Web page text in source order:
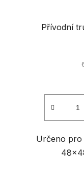
Přívodní
Určeno pro